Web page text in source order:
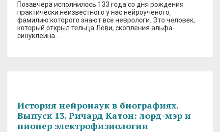
Позавчера исполнилось 133 года со дня рождения
практически неизвестного у нас нейроученого,
фамилию которого знают все неврологи. Это человек,
который открыл тельца Леви, скопления альфа-
синуклеина…
История нейронаук в биографиях.
Выпуск 13. Ричард Катон: лорд-мэр и
пионер электрофизиологии